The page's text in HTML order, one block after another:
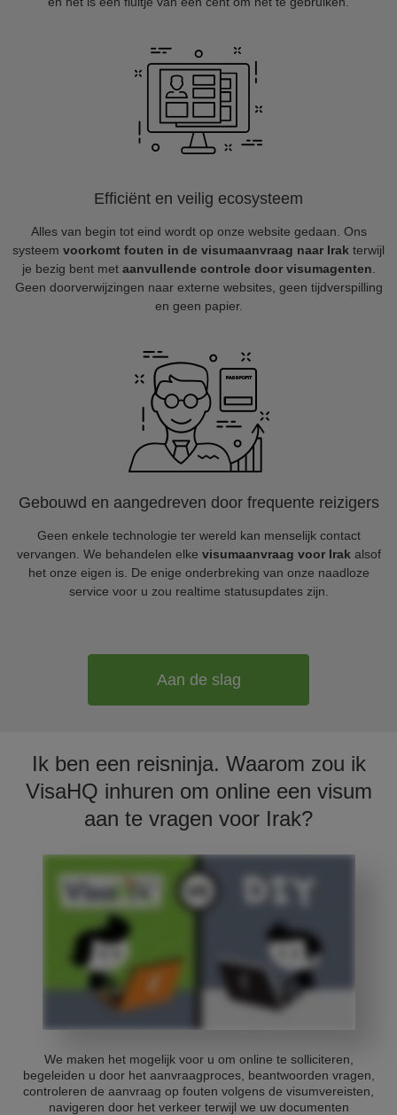
Efficiënt en veilig ecosysteem
Alles van begin tot eind wordt op onze website gedaan. Ons
systeem voorkomt fouten in de visumaanvraag naar Irak terwijl
je bezig bent met aanvullende controle door visumagenten
Geen doorverwijzingen naar externe websites, geen tijdverspilling
en geen papier.
Gebouwd en aangedreven door frequente reizigers
Geen enkele technologie ter wereld kan menselijk contact
vervangen. We behandelen elke visumaanvraag voor Irak alsof
het onze eigen is. De enige onderbreking van onze naadloze
service voor u zou realtime statusupdates zijn.
Aan de slag
Ik ben een reisninja. Waarom zou ik
VisaHQ inhuren om online een visum
aan te vragen voor Irak?
We maken het mogelijk voor u om online te solliciteren,
begeleiden u door het aanvraagproces, beantwoorden vragen,
controleren de aanvraag op fouten volgens de visumvereisten,
navigeren door het verkeer terwijl we uw documenten